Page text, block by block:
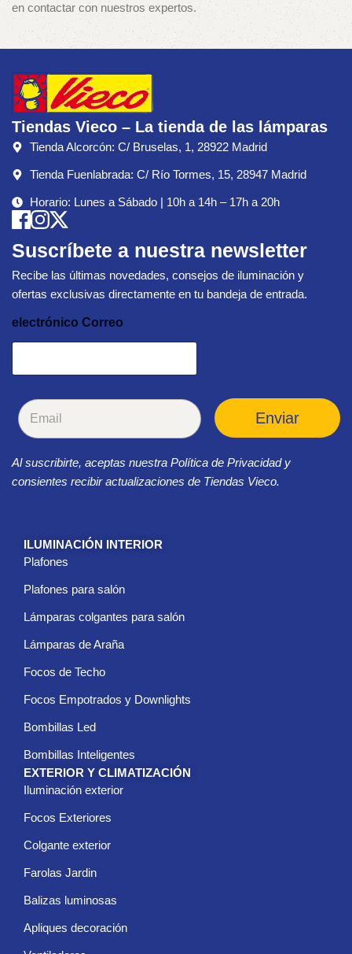
en contactar con nuestros expertos.
Tiendas Vieco – La tienda de las lámparas
Tienda Alcorcón: C/ Bruselas, 1, 28922 Madrid
Tienda Fuenlabrada: C/ Río Tormes, 15, 28947 Madrid
Horario: Lunes a Sábado | 10h a 14h – 17h a 20h
Suscríbete a nuestra newsletter
Recibe las últimas novedades, consejos de iluminación y
ofertas exclusivas directamente en tu bandeja de entrada.
electrónico Correo
C
o
e
o
ó
Enviar
Al suscribirte, aceptas nuestra Política de Privacidad y
consientes recibir actualizaciones de Tiendas Vieco.
ILUMINACIÓN INTERIOR
Plafones
Plafones para salón
Lámparas colgantes para salón
Lámparas de Araña
Focos de Techo
Focos Empotrados y Downlights
Bombillas Led
Bombillas Inteligentes
EXTERIOR Y CLIMATIZACIÓN
Iluminación exterior
Focos Exteriores
Colgante exterior
Farolas Jardin
Balizas luminosas
Apliques decoración